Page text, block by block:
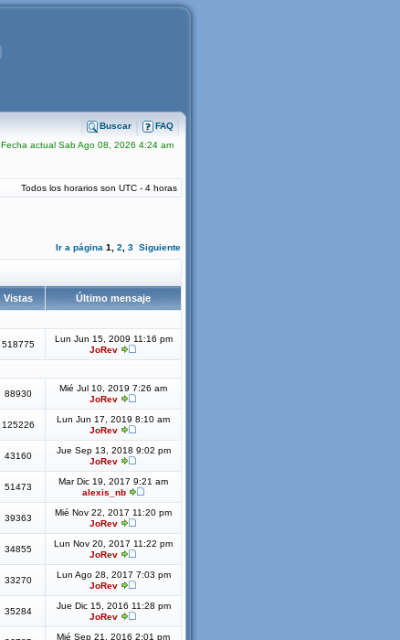
FAQ
Buscar
Fecha actual Sab Ago 08, 2026 4:24 am
Todos los horarios son UTC - 4 horas
Ir a página 1 2 3 Siguiente
Vistas Último mensaje
518775
Lun Jun 15, 2009 11:16 pm
JoRev
88930
Mié Jul 10, 2019 7:26 am
JoRev
125226
Lun Jun 17, 2019 8:10 am
JoRev
43160
Jue Sep 13, 2018 9:02 pm
JoRev
51473
Mar Dic 19, 2017 9:21 am
alexis_nb
39363
Mié Nov 22, 2017 11:20 pm
JoRev
34855
Lun Nov 20, 2017 11:22 pm
JoRev
33270
Lun Ago 28, 2017 7:03 pm
JoRev
35284
Jue Dic 15, 2016 11:28 pm
JoRev
Mié Sep 21, 2016 2:01 pm